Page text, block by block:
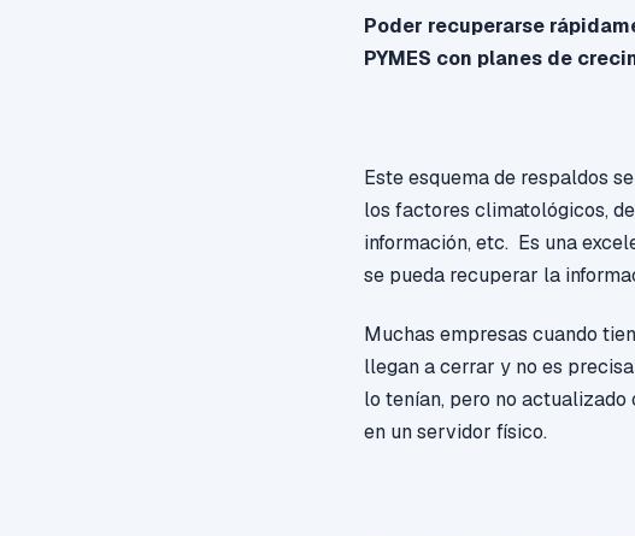
Poder recuperarse
PYMES con planes de
Este esquema de respaldos
los factores climatológicos,
información, etc. Es una
se pueda recuperar la
Muchas empresas cuando
llegan a cerrar y no es
lo tenían, pero no actualizado
en un servidor físico.